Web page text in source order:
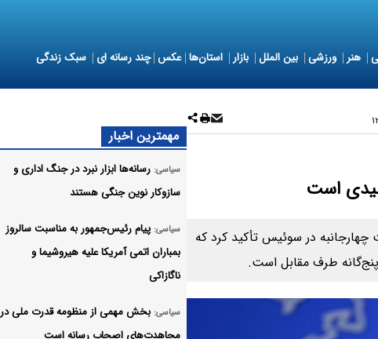
هنر ورزشی بین الملل بازار استان‌ها عکس چند رسانه ای سبک زندگی
چهارجانبه در سوئیس تأکید کرد که
پنج‌گانه طرف مقابل است.
مهمترین اخبار
سیاسی: رسانه‌ها ابزار نبرد در جنگ اداری و
سازوکار نوین جنگی هستند
سیاسی: پیام رئیس‌جمهور به مناسبت سالروز
بمباران اتمی آمریکا علیه هیروشیما و
ناگازاکی
سیاسی: بخش مهمی از منظومه قدرت ملی در
مجاهدت‌های اصحاب رسانه است